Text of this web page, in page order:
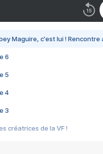
Maguire, c'est lui ! Rencontre
6
5
4
3
créatrices de la VF !